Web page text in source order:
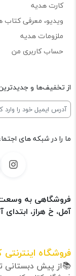
کارت هدیه
ویدیو، معرفی کتاب
ملزومات هدیه
حساب کاربری من
از تخفیف‌ها و
ما را در شبکه های
فروشگاهی به
آمل، خ هراز، ابتدای
فروشگاه
📚از پیش دبستانی